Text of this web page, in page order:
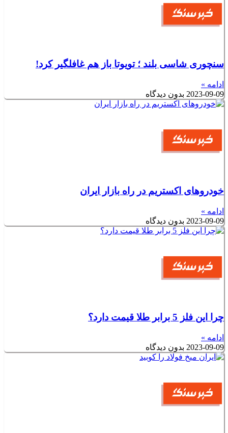
سنچوری شاسی بلند ؛ تویوتا باز هم غافلگیر کرد!
ادامه »
2023-09-09 بدون دیدگاه
خودروهای اکستریم در راه بازار ایران
ادامه »
2023-09-09 بدون دیدگاه
چرا این فلز 5 برابر طلا قیمت دارد؟
ادامه »
2023-09-09 بدون دیدگاه